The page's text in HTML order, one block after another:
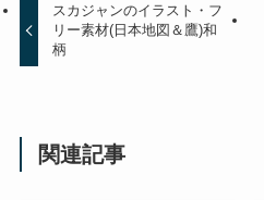
スカジャンのイラスト・フ
リー素材(日本地図＆鷹)和
柄
関連記事